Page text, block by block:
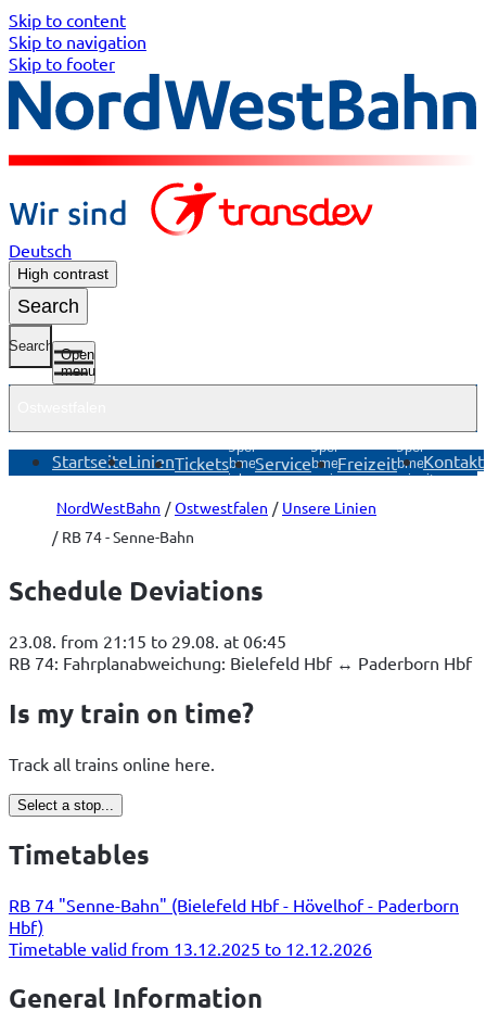
Skip to content
Skip to navigation
Skip to footer
Deutsch
High contrast
Search
Search Open
menu
StartseiteLinienTickets
Open
submenu
Tickets
Service
Open
submenu
Service
Freizeit
Open
submenu
Freizeit
Kontakt
NordWestBahn Ostwestfalen
Unsere Linien
RB 74 - Senne-Bahn
Schedule Deviations
23.08. from 21:15 to 29.08. at 06:45
RB 74: Fahrplanabweichung: Bielefeld Hbf ↔ Paderborn Hbf
Is my train on time?
Track all trains online here.
Select a stop...
Timetables
RB 74 "Senne-Bahn" (Bielefeld Hbf - Hövelhof - Paderborn
Hbf)
Timetable valid from 13.12.2025 to 12.12.2026
General Information